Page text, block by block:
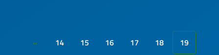
« 14 15 16 17 18
19